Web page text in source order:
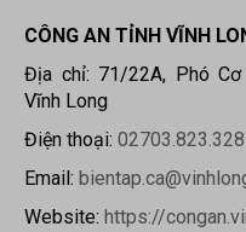
CÔNG AN TỈNH VĨNH
Địa chỉ: 71/22A, Phó
Vĩnh Long
Điện thoại: 02703.823.328
Email:
Website: https://